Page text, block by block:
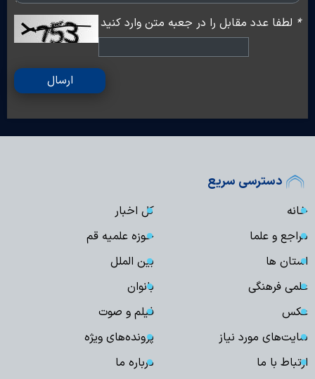
* لطفا عدد مقابل را در جعبه متن وارد کنید
ارسال
دسترسی سریع
خانه
کل اخبار
مراجع و علما
حوزه علمیه قم
استان ها
بین الملل
علمی فرهنگی
بانوان
عکس
فیلم و صوت
سایت‌های مورد نیاز
پرونده‌های ویژه
ارتباط با ما
درباره ما